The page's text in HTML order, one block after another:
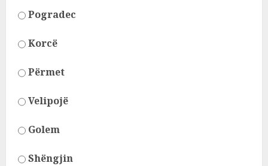
Pogradec
Korcë
Përmet
Velipojë
Golem
Shëngjin